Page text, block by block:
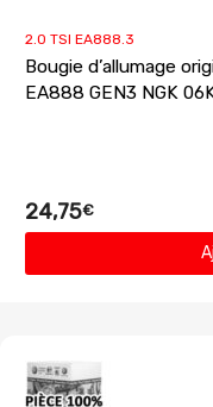
2.0 TSI EA888.3
Bougie d’allumage
EA888 GEN3 NGK
24,75€